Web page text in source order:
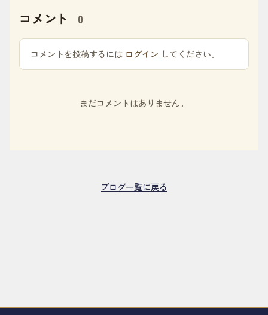
コメント 0
コメントを投稿するには ログイン してください。
まだコメントはありません。
ブログ一覧に戻る